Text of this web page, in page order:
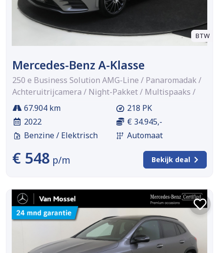
BTW
Mercedes-Benz A-Klasse
250 e Business Solution AMG-Line / Panaromadak /
Achteruitrijcamera / Night-Pakket / Multispaaks /
67.904 km
2022
Benzine / Elektrisch
218 PK
€ 34.945,-
Automaat
€ 548 p/m Bekijk deal